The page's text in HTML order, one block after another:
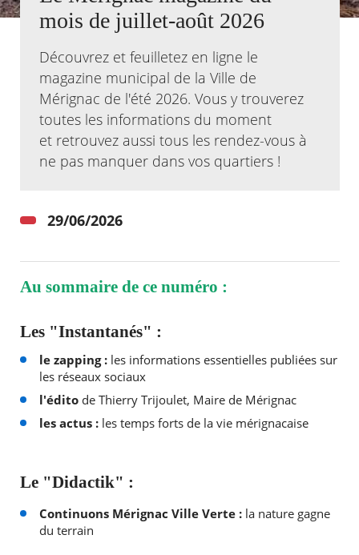
Actualités
Kiosque
Espace de services en ligne
Facebook
X Instagram
YoutubeLinkedin
mois de juillet-août 2026
Découvrez et feuilletez en ligne le
magazine municipal de la Ville de
Mérignac de l'été 2026. Vous y trouverez
toutes les informations du moment
et retrouvez aussi tous les rendez-vous à
ne pas manquer dans vos quartiers !
29/06/2026
Au sommaire de ce numéro :
Les "Instantanés" :
le zapping :les informations essentielles publiées sur
les réseaux sociaux
l'éditode Thierry Trijoulet, Maire de Mérignac
les actus : les temps forts de la vie mérignacaise
Le "Didactik" :
Continuons Mérignac Ville Verte : la nature gagne
du terrain